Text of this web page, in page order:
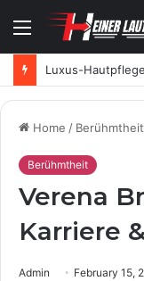
Menu
Home / Berühmtheit
Berühmtheit
Verena
Karriere
Admin February 15,